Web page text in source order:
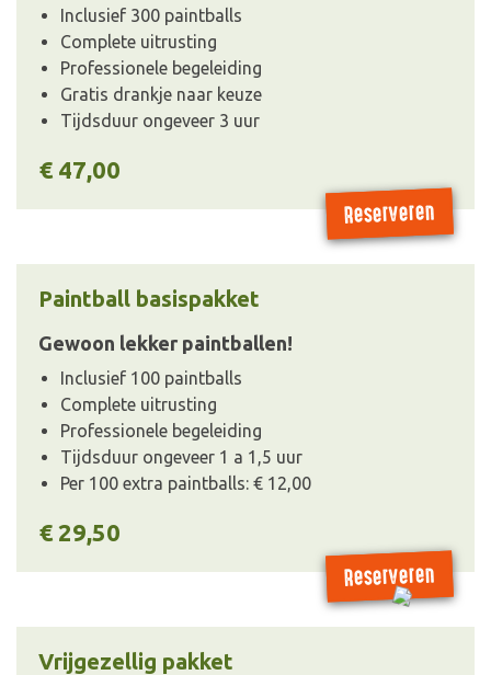
Inclusief 300 paintballs
Complete uitrusting
Professionele begeleiding
Gratis drankje naar keuze
Tijdsduur ongeveer 3 uur
€ 47,00
Reserveren
Paintball basispakket
Gewoon lekker paintballen!
Inclusief 100 paintballs
Complete uitrusting
Professionele begeleiding
Tijdsduur ongeveer 1 a 1,5 uur
Per 100 extra paintballs: € 12,00
€ 29,50
Reserveren
Vrijgezellig pakket